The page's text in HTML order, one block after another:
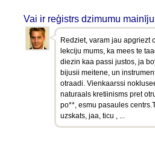
Vai ir reģistrs dzimumu
Redziet, varam jau apgriezt
lekciju mums, ka mees te
diezin kaa passi justos, ja
bijusii meitene, un
otraadi. Vienkaarssi
naturaals kretiinisms pret
po**, esmu pasaules
uzskats, jaa, ticu , ...